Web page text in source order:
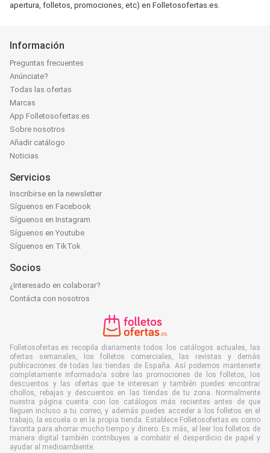
apertura, folletos, promociones, etc) en Folletosofertas.es.
Información
Preguntas frecuentes
Anúnciate?
Todas las ofertas
Marcas
App Folletosofertas.es
Sobre nosotros
Añadir catálogo
Noticias
Servicios
Inscribirse en la newsletter
Síguenos en Facebook
Síguenos en Instagram
Síguenos en Youtube
Síguenos en TikTok
Socios
¿Interesado en colaborar?
Contácta con nosotros
Folletosofertas.es recopila diariamente todos los catálogos actuales, las
ofertas semanales, los folletos comerciales, las revistas y demás
publicaciones de todas las tiendas de España. Así podemos mantenerte
completamente informado/a sobre las promociones de los folletos, los
descuentos y las ofertas que te interesan y también puedes encontrar
chollos, rebajas y descuentos en las tiendas de tu zona. Normalmente
nuestra página cuenta con los catálogos más recientes antes de que
lleguen incluso a tu correo, y además puedes acceder a los folletos en el
trabajo, la escuela o en la propia tienda. Establece Folletosofertas.es como
favorita para ahorrar mucho tiempo y dinero. Es más, al leer los folletos de
manera digital también contribuyes a combatir el desperdicio de papel y
ayudar al medioambiente.